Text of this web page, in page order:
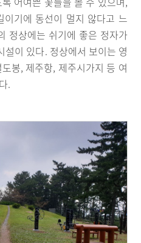
기에 동선이 멀지 않다고 느
정상에는 쉬기에 좋은 정자가
이 있다. 정상에서 보이는 영
봉, 제주항, 제주시가지 등 여
.